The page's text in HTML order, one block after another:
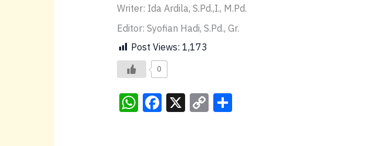
Writer: Ida Ardila, S.Pd.,I., M.Pd.
Editor: Syofian Hadi, S.Pd., Gr.
Post Views: 1,173
0
W F X C S